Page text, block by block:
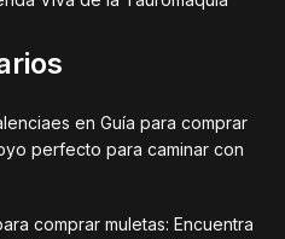
en Guía para comprar
perfecto para caminar con
comprar muletas: Encuentra